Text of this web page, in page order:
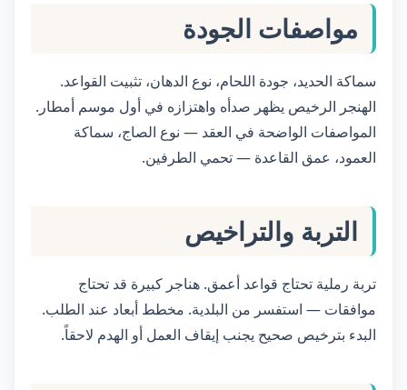
مواصفات الجودة
سماكة الحديد، جودة اللحام، نوع الدهان، تثبيت القواعد.
الهنجر الرخيص يظهر صدأه واهتزازه في أول موسم أمطار.
المواصفات الواضحة في العقد — نوع الصاج، سماكة
العمود، عمق القاعدة — تحمي الطرفين.
التربة والتراخيص
تربة رملية تحتاج قواعد أعمق. هناجر كبيرة قد تحتاج
موافقات — استفسر من البلدية. مخطط أبعاد عند الطلب.
البدء بترخيص صحيح يجنب إيقاف العمل أو الهدم لاحقاً.